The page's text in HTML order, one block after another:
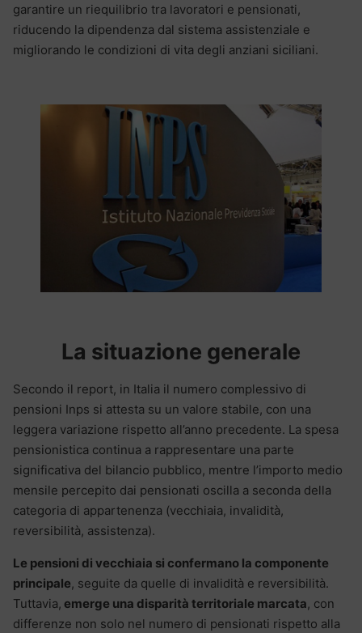
garantire un riequilibrio tra lavoratori e pensionati,
riducendo la dipendenza dal sistema assistenziale e
migliorando le condizioni di vita degli anziani siciliani.
La situazione generale
Secondo il report, in Italia il numero complessivo di
pensioni Inps si attesta su un valore stabile, con una
leggera variazione rispetto all’anno precedente. La spesa
pensionistica continua a rappresentare una parte
significativa del bilancio pubblico, mentre l’importo medio
mensile percepito dai pensionati oscilla a seconda della
categoria di appartenenza (vecchiaia, invalidità,
reversibilità, assistenza).
Le pensioni di vecchiaia si confermano la componente
principale, seguite da quelle di invalidità e reversibilità.
Tuttavia, emerge una disparità territoriale marcata, con
differenze non solo nel numero di pensionati rispetto alla